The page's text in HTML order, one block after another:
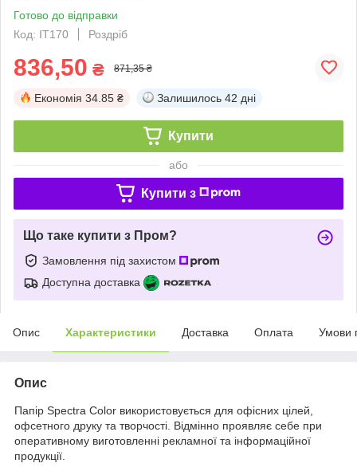
Готово до відправки
Код: IT170
Роздріб
836,50 ₴ 871,35 ₴
Економія 34.85 ₴ Залишилось 42 дні
Купити
або
Купити з
Що таке купити з Пром?
Замовлення під захистом
Доступна доставка
Опис Характеристики Доставка Оплата Умови
Опис
Папір Spectra Color використовується для офісних цілей,
офсетного друку та творчості. Відмінно проявляє себе при
оперативному виготовленні рекламної та інформаційної
продукції.